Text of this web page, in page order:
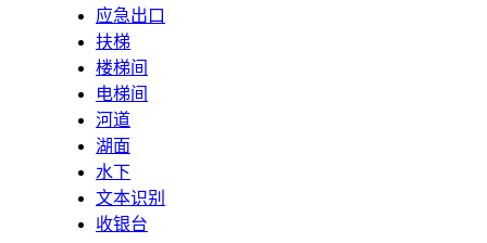
应急出口
扶梯
楼梯间
电梯间
河道
湖面
水下
文本识别
收银台